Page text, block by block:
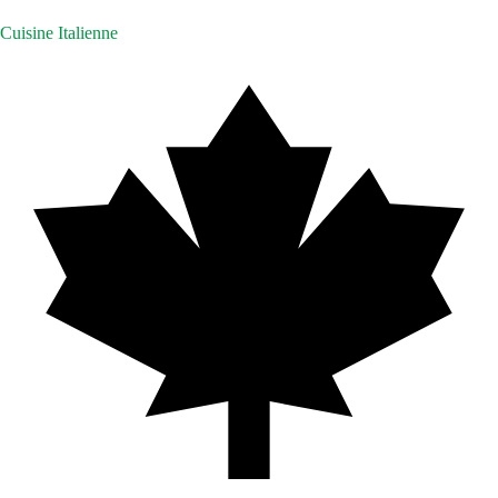
Cuisine Italienne